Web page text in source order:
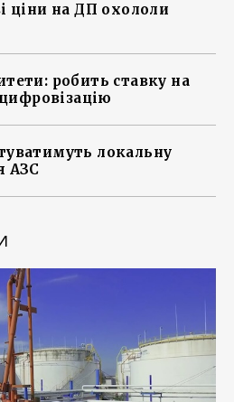
ціни на ДП охололи
робить ставку на
цифровізацію
локальну
АЗС